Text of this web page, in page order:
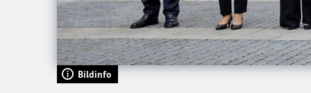
Bildinfo